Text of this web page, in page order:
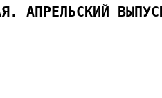
АПРЕЛЬСКИЙ